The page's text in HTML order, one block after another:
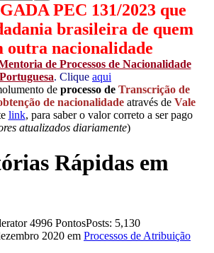
PEC 131/2023 que
brasileira de quem
outra nacionalidade
de Processos de Nacionalidade
Portuguesa. Clique aqui
de processo de Transcrição de
de nacionalidade através de Vale
link, para saber o valor correto a ser pago
atualizados diariamente)
Rápidas em
4996 PontosPosts: 5,130
2020 em Processos de Atribuição